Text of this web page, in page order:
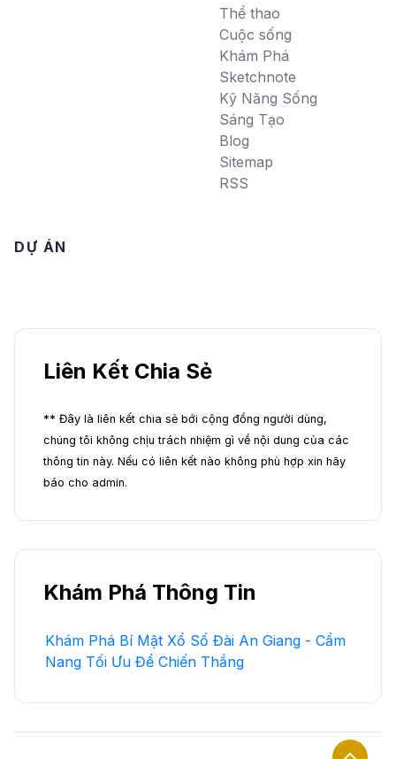
Thể thao
Cuộc sống
Khám Phá
Sketchnote
Kỹ Năng Sống
Sáng Tạo
Blog
Sitemap
RSS
DỰ ÁN
Liên Kết Chia Sẻ
** Đây là liên kết chia sẻ bới cộng đồng người dùng,
chúng tôi không chịu trách nhiệm gì về nội dung của các
thông tin này. Nếu có liên kết nào không phù hợp xin hãy
báo cho admin.
Khám Phá Thông Tin
Khám Phá Bí Mật Xổ Số Đài An Giang - Cẩm
Nang Tối Ưu Để Chiến Thắng